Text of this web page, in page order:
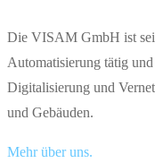
Die VISAM GmbH ist
Automatisierung tätig
Digitalisierung und
und Gebäuden.
Mehr über uns.